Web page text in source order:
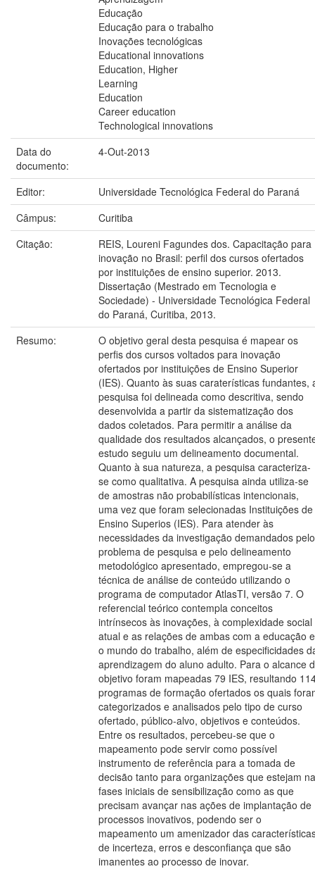
Educação
Educação para o trabalho
Inovações tecnológicas
Educational innovations
Education, Higher
Learning
Education
Career education
Technological innovations
Data do
documento:
4-Out-2013
Editor:
Universidade Tecnológica Federal do Paraná
Câmpus:
Curitiba
Citação:
REIS, Loureni Fagundes dos. Capacitação para
inovação no Brasil: perfil dos cursos ofertados
por instituições de ensino superior. 2013.
Dissertação (Mestrado em Tecnologia e
Sociedade) - Universidade Tecnológica Federal
do Paraná, Curitiba, 2013.
Resumo:
O objetivo geral desta pesquisa é mapear os
perfis dos cursos voltados para inovação
ofertados por instituições de Ensino Superior
(IES). Quanto às suas caraterísticas fundantes,
pesquisa foi delineada como descritiva, sendo
desenvolvida a partir da sistematização dos
dados coletados. Para permitir a análise da
qualidade dos resultados alcançados, o
estudo seguiu um delineamento documental.
Quanto à sua natureza, a pesquisa caracteriza-
se como qualitativa. A pesquisa ainda utiliza-se
de amostras não probabilísticas intencionais,
uma vez que foram selecionadas Instituições de
Ensino Superios (IES). Para atender às
necessidades da investigação demandados pelo
problema de pesquisa e pelo delineamento
metodológico apresentado, empregou-se a
técnica de análise de conteúdo utilizando o
programa de computador AtlasTI, versão 7. O
referencial teórico contempla conceitos
intrínsecos às inovações, à complexidade social
atual e as relações de ambas com a educação e
o mundo do trabalho, além de especificidades
aprendizagem do aluno adulto. Para o alcance
objetivo foram mapeadas 79 IES, resultando
programas de formação ofertados os quais
categorizados e analisados pelo tipo de curso
ofertado, público-alvo, objetivos e conteúdos.
Entre os resultados, percebeu-se que o
mapeamento pode servir como possível
instrumento de referência para a tomada de
decisão tanto para organizações que estejam
fases iniciais de sensibilização como as que
precisam avançar nas ações de implantação de
processos inovativos, podendo ser o
mapeamento um amenizador das
de incerteza, erros e desconfiança que são
imanentes ao processo de inovar.